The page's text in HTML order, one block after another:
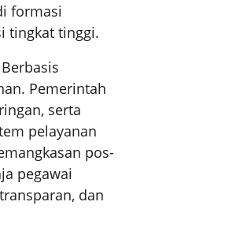
formasi
tingkat tinggi.
Pemerintah
serta
pelayanan
pos-
pegawai
dan